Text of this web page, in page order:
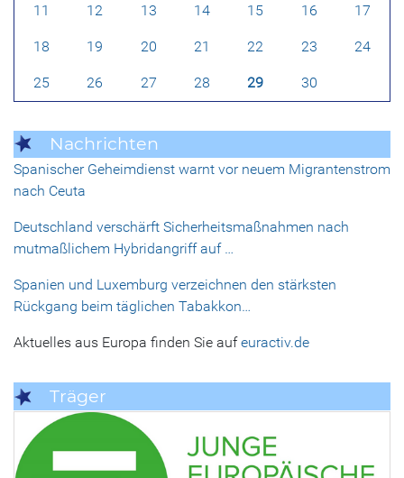
11 12 13 14 15 16 17
18 19 20 21 22 23 24
25 26 27 28 29 30
Nachrichten
Spanischer Geheimdienst warnt vor neuem Migrantenstrom
nach Ceuta
Deutschland verschärft Sicherheitsmaßnahmen nach
mutmaßlichem Hybridangriff auf …
Spanien und Luxemburg verzeichnen den stärksten
Rückgang beim täglichen Tabakkon…
Aktuelles aus Europa finden Sie aufeuractiv.de
Träger